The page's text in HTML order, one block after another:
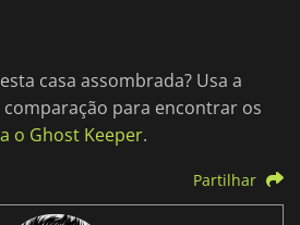
casa assombrada? Usa a
para encontrar os
o Ghost Keeper.
Partilhar